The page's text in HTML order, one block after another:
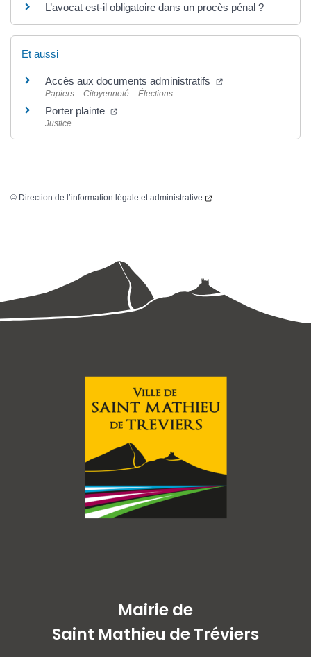
L’avocat est-il obligatoire dans un procès pénal ?
Et aussi
Accès aux documents administratifs
Papiers – Citoyenneté – Élections
Porter plainte
Justice
© Direction de l’information légale et administrative
Mairie de
Saint Mathieu de Tréviers